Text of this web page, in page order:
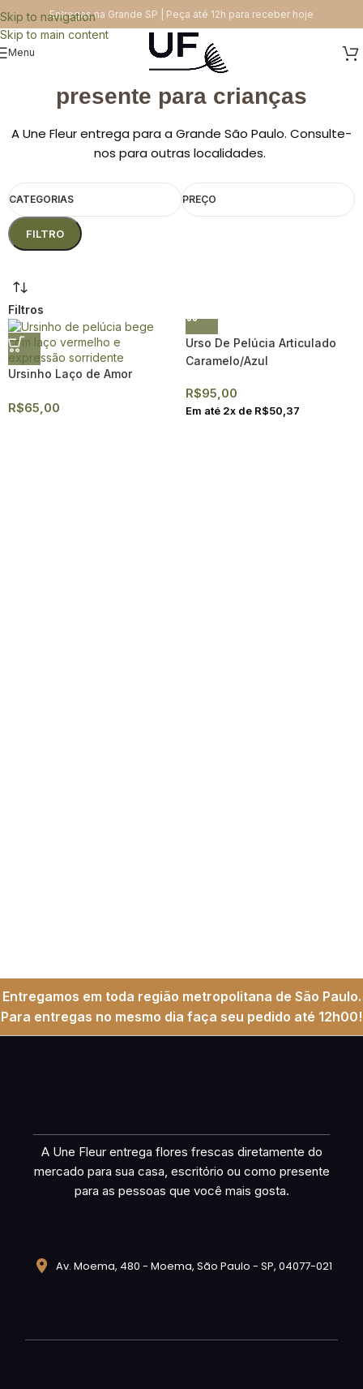
Skip to navigation
Skip to main content
Entregas na Grande SP | Peça até 12h para receber hoje
Menu
presente para crianças
A Une Fleur entrega para a Grande São Paulo. Consulte-
nos para outras localidades.
CATEGORIAS PREÇO
FILTRO
Filtros
Ursinho Laço de Amor
R$65,00
Urso De Pelúcia Articulado
Caramelo/Azul
R$95,00
Em até 2x de R$50,37
Entregamos em toda região metropolitana de São Paulo.
Para entregas no mesmo dia faça seu pedido até 12h00!
A Une Fleur entrega flores frescas diretamente do
mercado para sua casa, escritório ou como presente
para as pessoas que você mais gosta.
Av. Moema, 480 - Moema, São Paulo - SP, 04077-021